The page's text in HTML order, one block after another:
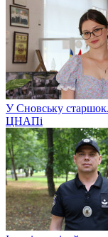
У Сновську
ЦНАПі